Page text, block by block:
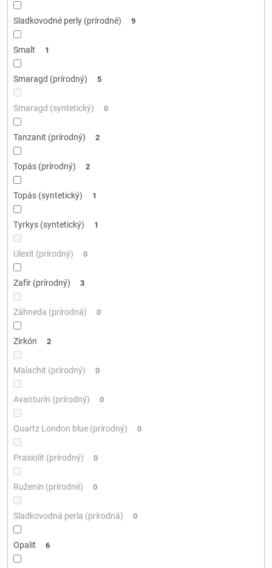
Sladkovodné perly (prírodné) 9
Smalt 1
Smaragd (prírodný) 5
Smaragd (syntetický) 0
Tanzanit (prírodný) 2
Topás (prírodný) 2
Topás (syntetický) 1
Tyrkys (syntetický) 1
Ulexit (prírodný) 0
Zafír (prírodný) 3
Záhneda (prírodná) 0
Zirkón 2
Malachit (prírodný) 0
Avanturín (prírodný) 0
Quartz London blue (prírodný) 0
Prasiolit (prírodný) 0
Ruženín (prírodné) 0
Sladkovodná perla (prírodná) 0
Opalit 6